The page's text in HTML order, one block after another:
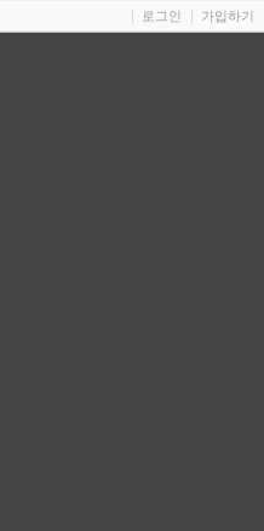
로그인 가입하기